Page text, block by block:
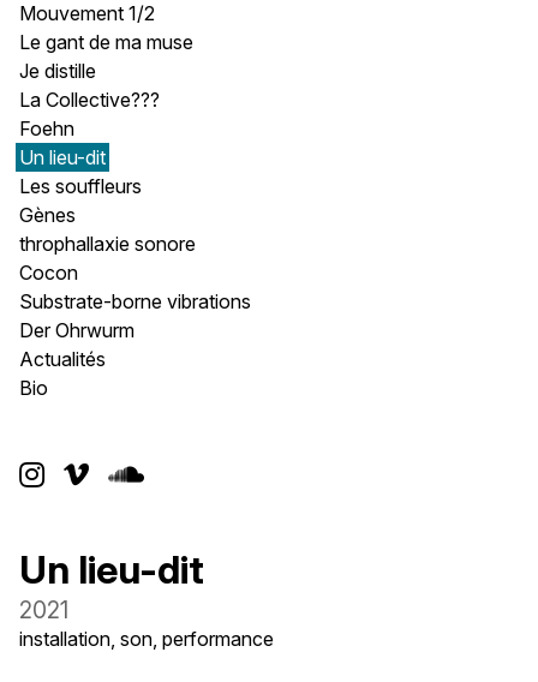
Mouvement 1/2
Le gant de ma muse
Je distille
La Collective???
Foehn
Un lieu-dit
Les souffleurs
Gènes
throphallaxie sonore
Cocon
Substrate-borne vibrations
Der Ohrwurm
Actualités
Bio
  
Un lieu-dit
2021
installation, son, performance